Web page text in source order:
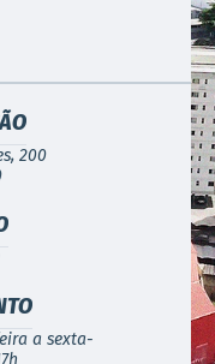
200
a sexta-